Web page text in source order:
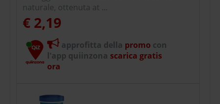
naturale, ottenuta at ...
€ 2,19
approfitta della promo con
l'app quiinzona scarica gratis
ora